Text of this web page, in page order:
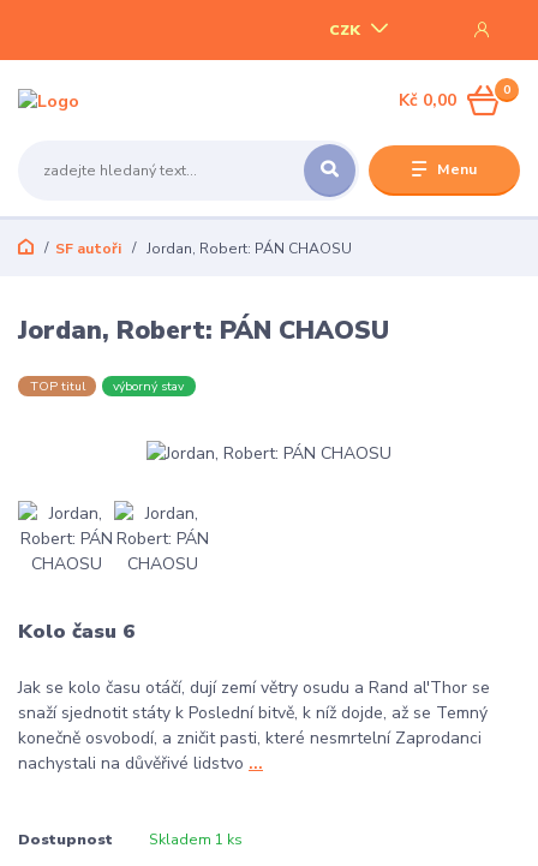
Menu
CZK
0
Kč 0,00
SF autoři Jordan, Robert: PÁN CHAOSU
Jordan, Robert: PÁN CHAOSU
TOP titul výborný stav
Kolo času 6
Jak se kolo času otáčí, dují zemí větry osudu a Rand al'Thor se
snaží sjednotit státy k Poslední bitvě, k níž dojde, až se Temný
konečně osvobodí, a zničit pasti, které nesmrtelní Zaprodanci
nachystali na důvěřivé lidstvo ...
Dostupnost Skladem 1 ks